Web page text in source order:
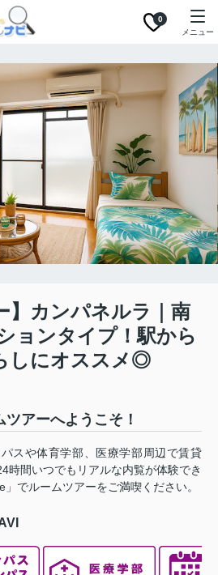
0
メニュー
】カンパネルラ｜南
ョンタイプ！駅から
しにオススメ◎
アーへようこそ！
スや体育学部、医療学部周辺で賃貸
時間いつでもリアルな内覧が体験でき
でルームツアーをご満喫ください。